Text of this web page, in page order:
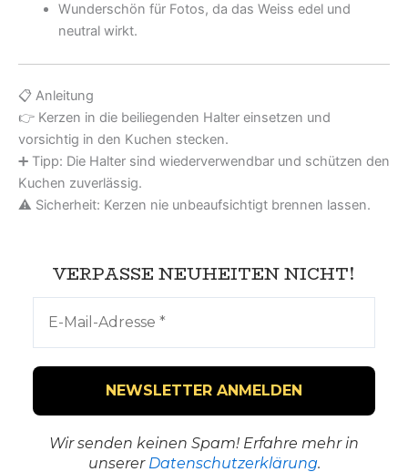
Wunderschön für Fotos, da das Weiss edel und
neutral wirkt.
📋 Anleitung
👉 Kerzen in die beiliegenden Halter einsetzen und
vorsichtig in den Kuchen stecken.
➕ Tipp: Die Halter sind wiederverwendbar und schützen den
Kuchen zuverlässig.
⚠️ Sicherheit: Kerzen nie unbeaufsichtigt brennen lassen.
VERPASSE NEUHEITEN NICHT!
Wir senden keinen Spam! Erfahre mehr in
unserer Datenschutzerklärung.